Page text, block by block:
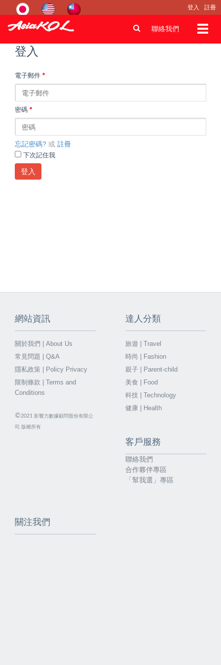
登入 註冊
聯絡我們
登入
電子郵件 *
密碼 *
忘記密碼? 或 註冊
下次記住我
登入
網站資訊
關於我們 | About Us
常見問題 | Q&A
隱私政策 | Policy Privacy
限制條款 | Terms and
Conditions
©2021 影響力數據顧問股份有限公
司.版權所有
達人分類
旅遊 | Travel
時尚 | Fashion
親子 | Parent-child
美食 | Food
科技 | Technology
健康 | Health
客戶服務
聯絡我們
合作夥伴專區
「幫我選」專區
關注我們